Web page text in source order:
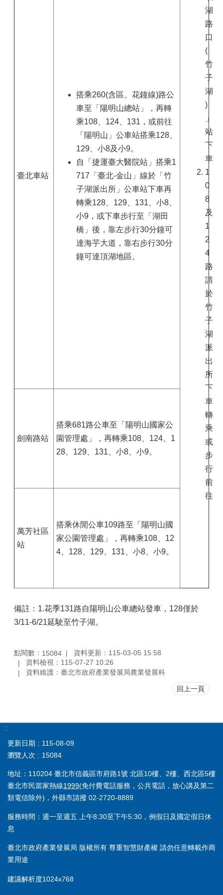
湖
路
口
(
竹
子
湖
)
」
站
下
車
1
0
8
及
1
2
4
路
請
於
竹
子
湖
派
出
所
下
車
轉
乘
或
步
行
前
往
臺北車站
搭乘260(含區、花鐘線)路公
車至「陽明山總站」，再轉
乘108、124、131，或前往
「陽明山」公車站搭乘128、
129、小8及小9。
自「捷運臺大醫院站」搭乘1
717「臺北-金山」線於「竹
子湖派出所」公車站下車再
轉乘128、129、131、小8、
小9，或下車步行至「湖田
橋」後，靠左步行30分鐘可
達海芋大道，靠右步行30分
鐘可達頂湖地區。
劍南路站
搭乘681路公車至「陽明山國家公
園管理處」，再轉乘108、124、1
28、129、131、小8、小9。
萬芳社區
站
搭乘休閒公車109路至「陽明山國
家公園管理處」，再轉乘108、12
4、128、129、131、小8、小9。
備註：1.花季131路自陽明山公車總站發車，128僅於
3/11-6/21延駛至竹子湖。
點閱數： 15084
資料更新：115-03-05 15:58
資料檢視：115-07-27 10:26
資料維護：臺北市政府產業發展局農業發展科
回上一頁
:::
更新日期
115-08-09
瀏覽人次
15084
地址：110204 臺北市信義區市府路1號 北區10樓、2樓、西北區5樓
臺北市民當家熱線1999(免付費電話服務，公共電話，放心講及第二
類電信除外)，外縣市請撥 02-2720-8889
服務時間：週一至週五 上午8:30至下午5:30，例假日及國定假日休
息
臺北市政府產業發展局 版權所有 尊重智慧財產權 請勿任意轉載作商
業用途
建議解析度1024x768